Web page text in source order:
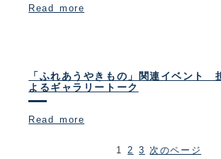
Read more
「ふれあうやきもの」関連イベント
よるギャラリートーク
Read more
1 2 3 次のページ